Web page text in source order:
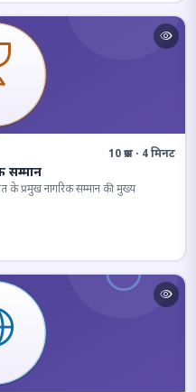
10 प्रश्न · 4 मिनट
सम्मान
के प्रमुख नागरिक सम्मान की मुख्य